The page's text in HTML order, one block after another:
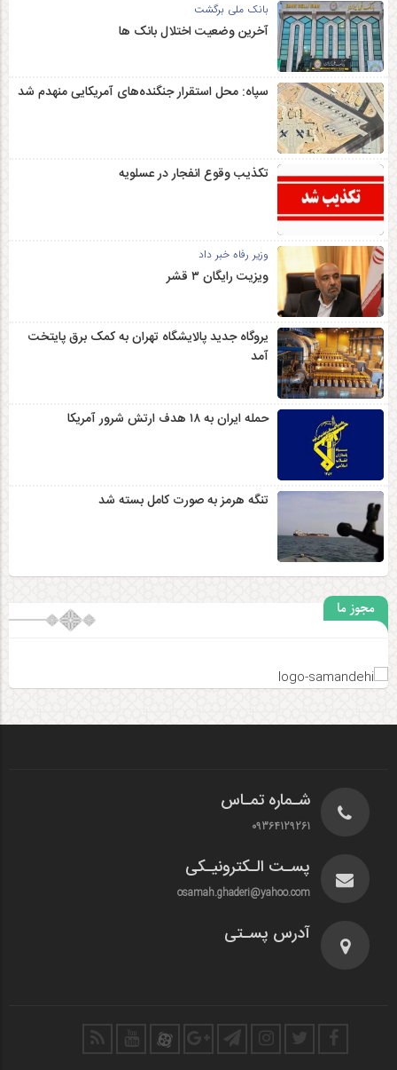
بانک ملی برگشت
آخرین وضعیت اختلال بانک ها
سپاه: محل استقرار جنگنده‌های آمریکایی منهدم شد
تکذیب وقوع انفجار در عسلویه
وزیر رفاه خبر داد
ویزیت رایگان ۳ قشر
یروگاه جدید پالایشگاه تهران به کمک برق پایتخت
آمد
حمله ایران به ۱۸ هدف ارتش شرور آمریکا
تنگه هرمز به صورت کامل بسته شد
مجوز ما
شـماره تمـاس
09364129261
پسـت الـکترونیـکی
osamah.ghaderi@yahoo.com
آدرس پسـتی